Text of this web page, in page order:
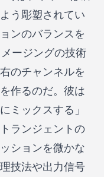
う彫塑されてい
ンのバランスを
ージングの技術
のチャンネルを
作るのだ。彼は
ミックスする」
ランジェントの
ションを微かな
技法や出力信号